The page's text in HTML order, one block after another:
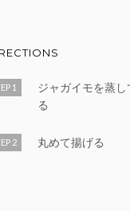
1
ジャガイモを蒸
る
2 丸めて揚げる